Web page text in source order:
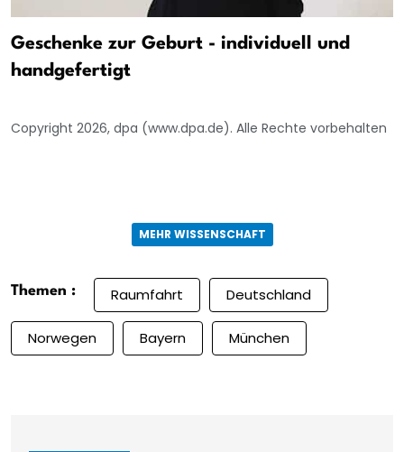
Geschenke zur Geburt - individuell und
handgefertigt
Copyright 2026, dpa (www.dpa.de). Alle Rechte vorbehalten
MEHR WISSENSCHAFT
Themen : Raumfahrt Deutschland
Norwegen Bayern München